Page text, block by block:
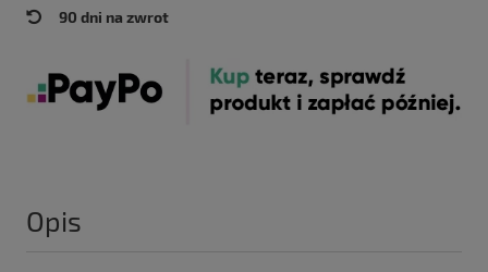
90 dni na zwrot
Opis